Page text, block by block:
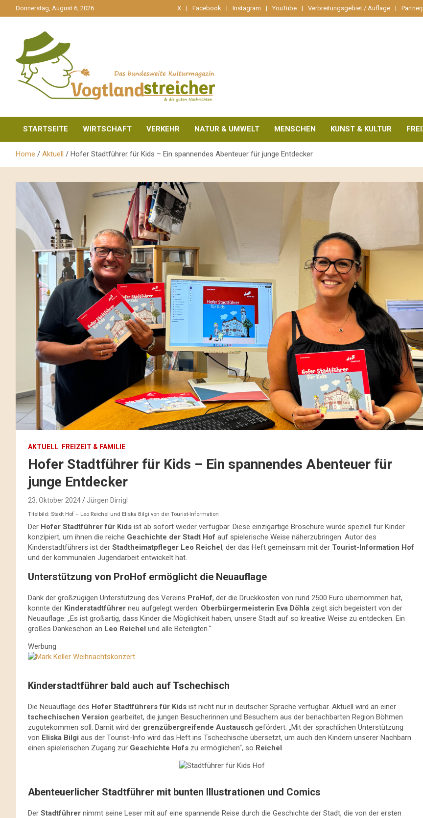
zum
Donnerstag, August 6, 2026 X Facebook Instagram YouTube Verbreitungsgebiet / Auflage
Vogtlandstreicher
STARTSEITE WIRTSCHAFT VERKEHR NATUR & UMWELT MENSCHEN KUNST & KULTUR
Home Aktuell Hofer Stadtführer für Kids – Ein spannendes Abenteuer für junge Entdecker
AKTUELL FREIZEIT & FAMILIE
Hofer Stadtführer für Kids – Ein spannendes Abenteuer für
junge Entdecker
23. Oktober 2024 Jürgen Dirrigl
Titelbild: Stadt Hof – Leo Reichel und Eliska Bilgi von der Tourist-Information
Der Hofer Stadtführer für Kids ist ab sofort wieder verfügbar. Diese einzigartige Broschüre wurde speziell für Kinder
konzipiert, um ihnen die reiche Geschichte der Stadt Hof auf spielerische Weise näherzubringen. Autor des
Kinderstadtführers ist der Stadtheimatpfleger Leo Reichel, der das Heft gemeinsam mit der Tourist-Information Hof
und der kommunalen Jugendarbeit entwickelt hat.
Unterstützung von ProHof ermöglicht die Neuauflage
Dank der großzügigen Unterstützung des Vereins ProHof, der die Druckkosten von rund 2500 Euro übernommen hat,
konnte der Kinderstadtführer neu aufgelegt werden. Oberbürgermeisterin Eva Döhla zeigt sich begeistert von der
Neuauflage: „Es ist großartig, dass Kinder die Möglichkeit haben, unsere Stadt auf so kreative Weise zu entdecken. Ein
großes Dankeschön an Leo Reichel und alle Beteiligten.“
Werbung
Kinderstadtführer bald auch auf Tschechisch
Die Neuauflage des Hofer Stadtführers für Kids ist nicht nur in deutscher Sprache verfügbar. Aktuell wird an einer
tschechischen Version gearbeitet, die jungen Besucherinnen und Besuchern aus der benachbarten Region Böhmen
zugutekommen soll. Damit wird der grenzübergreifende Austausch gefördert. „Mit der sprachlichen Unterstützung
von Eliska Bilgi aus der Tourist-Info wird das Heft ins Tschechische übersetzt, um auch den Kindern unserer Nachbarn
einen spielerischen Zugang zur Geschichte Hofs zu ermöglichen“, so Reichel
Abenteuerlicher Stadtführer mit bunten Illustrationen und Comics
Der Stadtführer nimmt seine Leser mit auf eine spannende Reise durch die Geschichte der Stadt, die von der ersten